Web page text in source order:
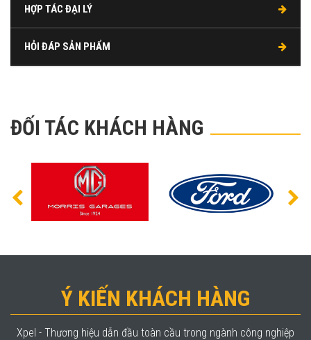
HỢP TÁC ĐẠI LÝ
HỎI ĐÁP SẢN PHẨM
ĐỐI TÁC KHÁCH HÀNG
Ý KIẾN KHÁCH HÀNG
Xpel - Thương hiệu dẫn đầu toàn cầu trong ngành công nghiệp